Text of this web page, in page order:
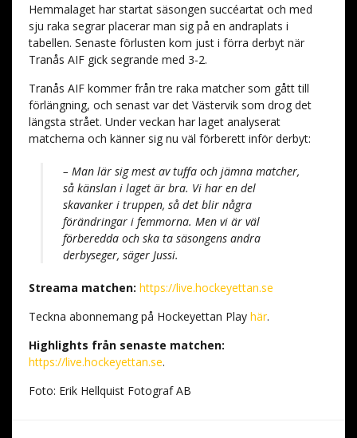
Hemmalaget har startat säsongen succéartat och med
sju raka segrar placerar man sig på en andraplats i
tabellen. Senaste förlusten kom just i förra derbyt när
Tranås AIF gick segrande med 3-2.
Tranås AIF kommer från tre raka matcher som gått till
förlängning, och senast var det Västervik som drog det
längsta strået. Under veckan har laget analyserat
matcherna och känner sig nu väl förberett inför derbyt:
– Man lär sig mest av tuffa och jämna matcher,
så känslan i laget är bra. Vi har en del
skavanker i truppen, så det blir några
förändringar i femmorna. Men vi är väl
förberedda och ska ta säsongens andra
derbyseger, säger Jussi.
Streama matchen: https://live.hockeyettan.se
Teckna abonnemang på Hockeyettan Play här.
Highlights från senaste matchen:
https://live.hockeyettan.se.
Foto: Erik Hellquist Fotograf AB